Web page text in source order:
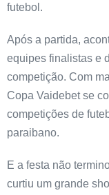
futebol.
Após a partida,
equipes finalistas e
competição. Com
Copa Vaidebet se
competições de
paraibano.
E a festa não
curtiu um grande